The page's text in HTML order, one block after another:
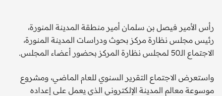
رأس الأمير فيصل بن سلمان أمير منطقة المدينة المنورة،
رئيس مجلس نظارة مركز بحوث ودراسات المدينة المنورة،
الاجتماع الـ50 لمجلس نظارة المركز بحضور أعضاء المجلس.
واستعرض الاجتماع التقرير السنوي للعام الماضي، ومشروع
موسوعة معالم المدينة الإلكتروني الذي يعمل على إعداده